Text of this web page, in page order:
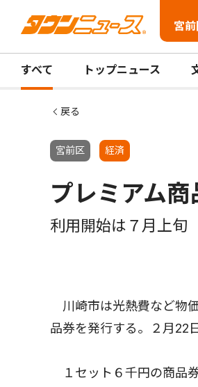
宮
すべて トップニュース
戻る
宮前区 経済
プレミアム
利用開始は７月上旬
川崎市は光熱費など物
品券を発行する。２月22
１セット６千円の商品